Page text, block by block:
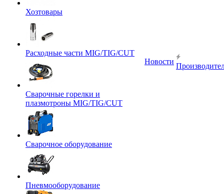
Хозтовары
Расходные части MIG/TIG/CUT
Сварочные горелки и
плазмотроны MIG/TIG/CUT
Сварочное оборудование
Пневмооборудование
Новости